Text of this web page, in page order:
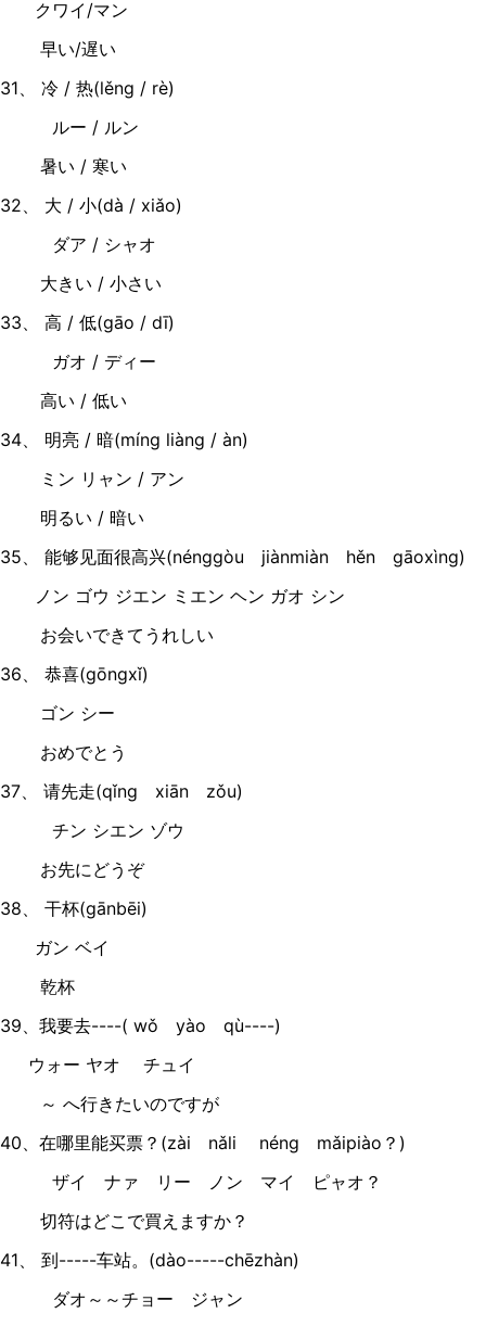
クワイ/マン
早い/遅い
31、 冷 / 热(lěng / rè)
ルー / ルン
暑い / 寒い
32、 大 / 小(dà / xiǎo)
ダア / シャオ
大きい / 小さい
33、 高 / 低(gāo / dī)
ガオ / ディー
高い / 低い
34、 明亮 / 暗(míng liàng / àn)
ミン リャン / アン
明るい / 暗い
35、 能够见面很高兴(nénggòu jiànmiàn hěn gāoxìng)
ノン ゴウ ジエン ミエン ヘン ガオ シン
お会いできてうれしい
36、 恭喜(gōngxǐ)
ゴン シー
おめでとう
37、 请先走(qǐng xiān zǒu)
チン シエン ゾウ
お先にどうぞ
38、 干杯(gānbēi)
ガン ベイ
乾杯
39、我要去----( wǒ yào qù----)
ウォー ヤオ チュイ
～ へ行きたいのですが
40、在哪里能买票？(zài nǎli néng mǎipiào？)
ザイ ナァ リー ノン マイ ピャオ？
切符はどこで買えますか？
41、 到-----车站。(dào-----chēzhàn)
ダオ～～チョー ジャン